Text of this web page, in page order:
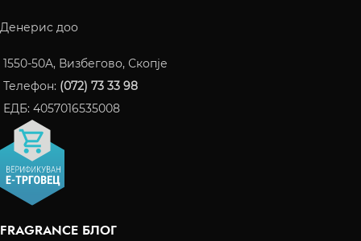
Денерис доо
1550-50A, Визбегово, Скопје
Телефон: (072) 73 33 98
ЕДБ: 4057016535008
FRAGRANCE БЛОГ